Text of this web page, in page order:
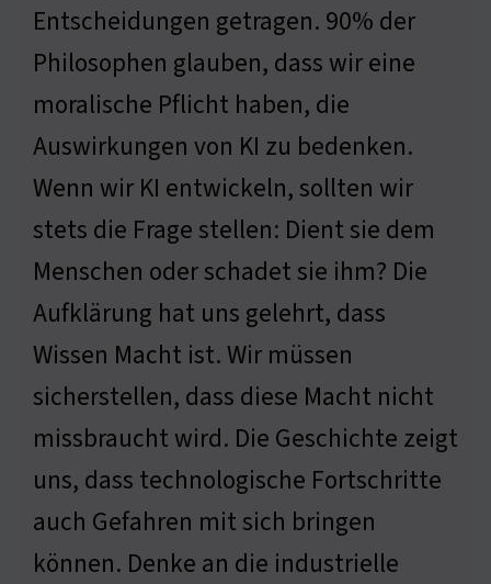
Entscheidungen getragen. 90% der
Philosophen glauben, dass wir eine
moralische Pflicht haben, die
Auswirkungen von KI zu bedenken.
Wenn wir KI entwickeln, sollten wir
stets die Frage stellen: Dient sie dem
Menschen oder schadet sie ihm? Die
Aufklärung hat uns gelehrt, dass
Wissen Macht ist. Wir müssen
sicherstellen, dass diese Macht nicht
missbraucht wird. Die Geschichte zeigt
uns, dass technologische Fortschritte
auch Gefahren mit sich bringen
können. Denke an die industrielle